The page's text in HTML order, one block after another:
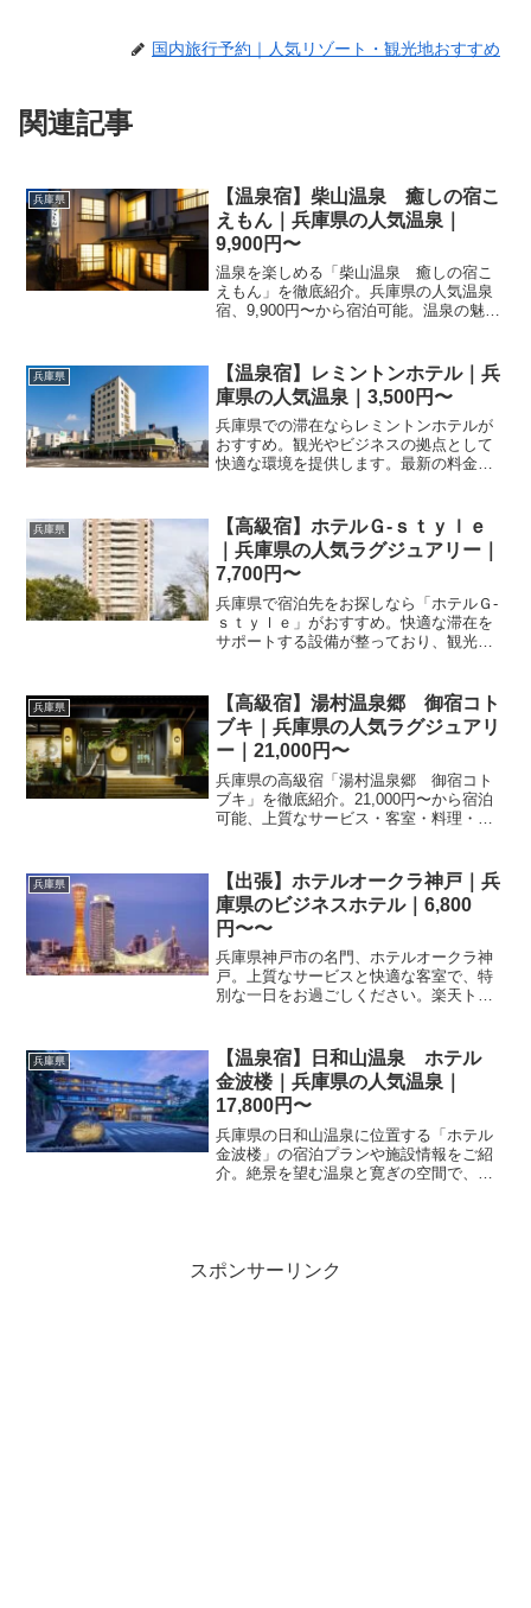
国内旅行予約｜人気リゾート・観光地おすすめ
関連記事
兵庫県
【温泉宿】柴山温泉 癒しの宿こ
えもん｜兵庫県の人気温泉｜
9,900円〜
温泉を楽しめる「柴山温泉 癒しの宿こ
えもん」を徹底紹介。兵庫県の人気温泉
宿、9,900円〜から宿泊可能。温泉の魅
兵庫県
【温泉宿】レミントンホテル｜兵
庫県の人気温泉｜3,500円〜
兵庫県での滞在ならレミントンホテルが
おすすめ。観光やビジネスの拠点として
快適な環境を提供します。最新の料金プ
ひご予約ください。
兵庫県
【高級宿】ホテルＧ‐ｓｔｙｌｅ
｜兵庫県の人気ラグジュアリー｜
7,700円〜
兵庫県で宿泊先をお探しなら「ホテルＧ‐
ｓｔｙｌｅ」がおすすめ。快適な滞在を
サポートする設備が整っており、観光の
ただけます。
兵庫県
【高級宿】湯村温泉郷 御宿コト
ブキ｜兵庫県の人気ラグジュアリ
ー｜21,000円〜
兵庫県の高級宿「湯村温泉郷 御宿コト
ブキ」を徹底紹介。21,000円〜から宿泊
可能、上質なサービス・客室・料理・レ
兵庫県
【出張】ホテルオークラ神戸｜兵
庫県のビジネスホテル｜6,800
円〜〜
兵庫県神戸市の名門、ホテルオークラ神
戸。上質なサービスと快適な客室で、特
別な一日をお過ごしください。楽天トラ
ラベルで。
兵庫県
【温泉宿】日和山温泉 ホテル
金波楼｜兵庫県の人気温泉｜
17,800円〜
兵庫県の日和山温泉に位置する「ホテル
金波楼」の宿泊プランや施設情報をご紹
介。絶景を望む温泉と寛ぎの空間で、心
スポンサーリンク